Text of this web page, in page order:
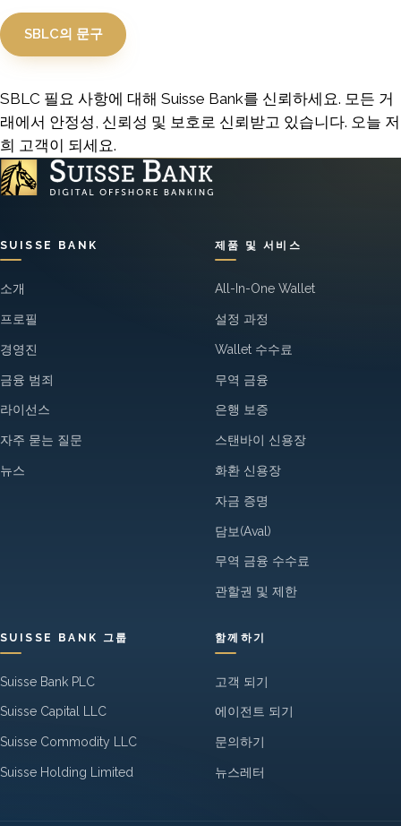
SBLC의 문구
SBLC 필요 사항에 대해 Suisse Bank를 신뢰하세요. 모든 거
래에서 안정성, 신뢰성 및 보호로 신뢰받고 있습니다. 오늘 저
희 고객이 되세요.
SUISSE BANK
소개
프로필
경영진
금융 범죄
라이선스
자주 묻는 질문
뉴스
제품 및 서비스
All-In-One Wallet
설정 과정
Wallet 수수료
무역 금융
은행 보증
스탠바이 신용장
화환 신용장
자금 증명
담보(Aval)
무역 금융 수수료
관할권 및 제한
SUISSE BANK 그룹
Suisse Bank PLC
Suisse Capital LLC
Suisse Commodity LLC
Suisse Holding Limited
함께하기
고객 되기
에이전트 되기
문의하기
뉴스레터